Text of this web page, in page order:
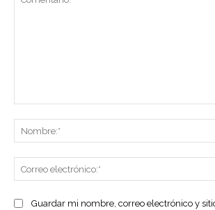
Guardar mi nombre, correo electrónico y